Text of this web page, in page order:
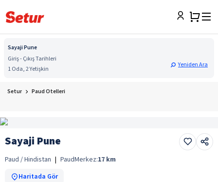
Sayaji Pune
Giriş - Çıkış Tarihleri
1 Oda, 2 Yetişkin
Yeniden Ara
Setur Paud Otelleri
Sayaji Pune
Paud / Hindistan | PaudMerkez:17 km
Haritada Gör